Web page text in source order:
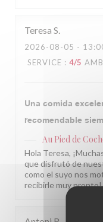
Teresa S
2026-08-05 -
SERVICE : 4/5
Una comida
recomendable
Au Pied de
Hola Teresa,
que disfrutó de
como el suyo nos
recibirle muy pronto!